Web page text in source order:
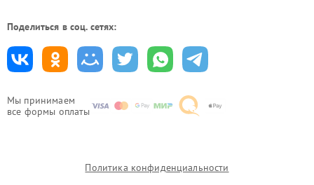
Мы принимаем
все формы оплаты
Поделиться в соц. сетях:
Политика конфиденциальности